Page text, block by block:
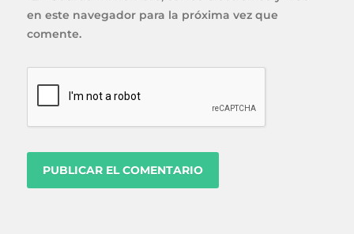
en este navegador para la próxima vez que
comente.